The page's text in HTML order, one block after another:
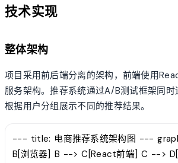
技术实现
整体架构
项目采用前后端分离的架构，前端使用
服务架构。推荐系统通过A/B测试框架同时
根据用户分组展示不同的推荐结果。
--- title: 电商推荐系统架构图 ---
B[浏览器] B --> C[React前端] C -->